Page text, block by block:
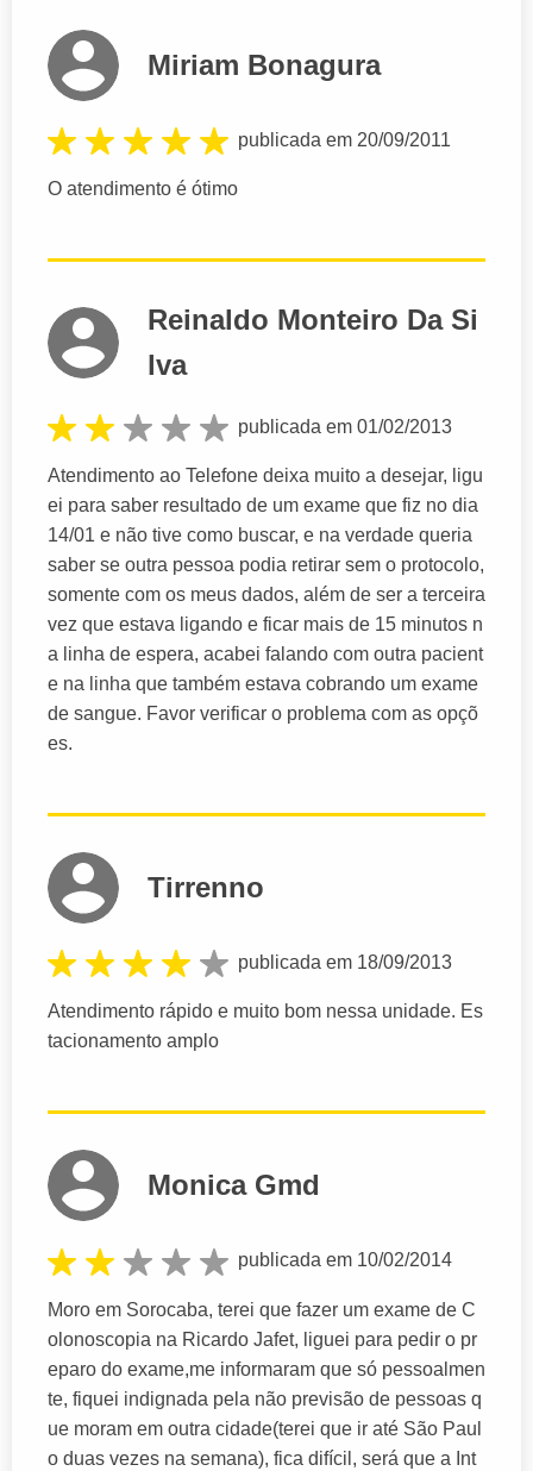
Miriam Bonagura
publicada em 20/09/2011
O atendimento é ótimo
Reinaldo Monteiro Da Si
lva
publicada em 01/02/2013
Atendimento ao Telefone deixa muito a desejar, ligu
ei para saber resultado de um exame que fiz no dia
14/01 e não tive como buscar, e na verdade queria
saber se outra pessoa podia retirar sem o protocolo,
somente com os meus dados, além de ser a terceira
vez que estava ligando e ficar mais de 15 minutos n
a linha de espera, acabei falando com outra pacient
e na linha que também estava cobrando um exame
de sangue. Favor verificar o problema com as opçõ
es.
Tirrenno
publicada em 18/09/2013
Atendimento rápido e muito bom nessa unidade. Es
tacionamento amplo
Monica Gmd
publicada em 10/02/2014
Moro em Sorocaba, terei que fazer um exame de C
olonoscopia na Ricardo Jafet, liguei para pedir o pr
eparo do exame,me informaram que só pessoalmen
te, fiquei indignada pela não previsão de pessoas q
ue moram em outra cidade(terei que ir até São Paul
o duas vezes na semana), fica difícil, será que a Int